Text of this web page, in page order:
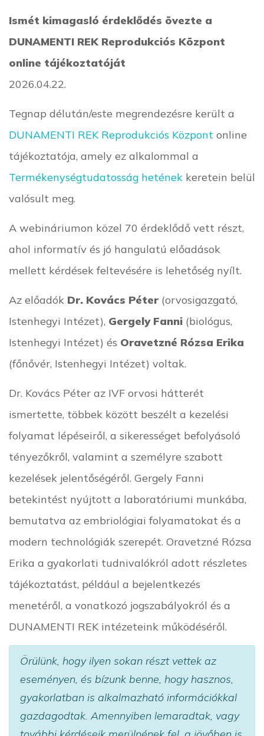
Ismét kimagasló érdeklődés övezte a
DUNAMENTI REK Reprodukciós Központ
online tájékoztatóját
2026.04.22.
Tegnap délután/este megrendezésre került a
DUNAMENTI REK Reprodukciós Központ online
tájékoztatója, amely ez alkalommal a
Termékenységtudatosság hetének keretein belül
valósult meg.
A webináriumon közel 70 érdeklődő vett részt,
ahol informatív és jó hangulatú előadások
mellett kérdések feltevésére is lehetőség nyílt.
Az előadók Dr. Kovács Péter (orvosigazgató,
Istenhegyi Intézet), Gergely Fanni (biológus,
Istenhegyi Intézet) és Oravetzné Rózsa Erika
(főnővér, Istenhegyi Intézet) voltak.
Dr. Kovács Péter az IVF orvosi hátterét
ismertette, többek között beszélt a kezelési
folyamat lépéseiről, a sikerességet befolyásoló
tényezőkről, valamint a személyre szabott
kezelések jelentőségéről. Gergely Fanni
betekintést nyújtott a laboratóriumi munkába,
bemutatva az embriológiai folyamatokat és a
modern technológiák szerepét. Oravetzné Rózsa
Erika a gyakorlati tudnivalókról adott részletes
tájékoztatást, például a bejelentkezés
menetéről, a vonatkozó jogszabályokról és a
DUNAMENTI REK intézeteink működéséről.
Örülünk, hogy ilyen sokan részt vettek az
eseményen, és bízunk benne, hogy hasznos,
gyakorlatban is alkalmazható információkkal
gazdagodtak. Amennyiben lemaradtak, vagy